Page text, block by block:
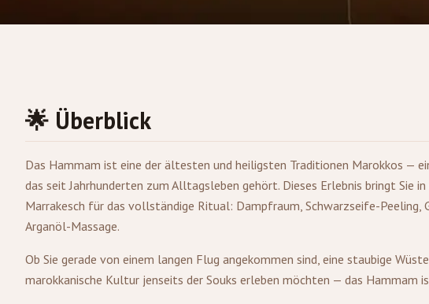
🌟 Überblick
Das Hammam ist eine der ältesten und heiligsten Traditionen Marokkos —
das seit Jahrhunderten zum Alltagsleben gehört. Dieses Erlebnis bringt Sie
Marrakesch für das vollständige Ritual: Dampfraum, Schwarzseife-Peeling,
Arganöl-Massage.
Ob Sie gerade von einem langen Flug angekommen sind, eine staubige
marokkanische Kultur jenseits der Souks erleben möchten — das Hammam